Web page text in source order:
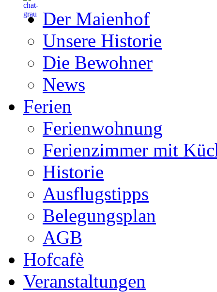
Der Maienhof
Unsere Historie
Die Bewohner
News
Ferien
Ferienwohnung
Ferienzimmer mit
Historie
Ausflugstipps
Belegungsplan
AGB
Hofcafè
Veranstaltungen